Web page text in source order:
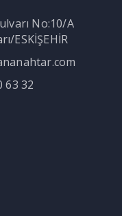
No:10/A
ESKİŞEHİR
63 32